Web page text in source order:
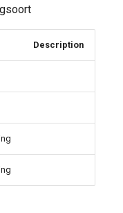
Description